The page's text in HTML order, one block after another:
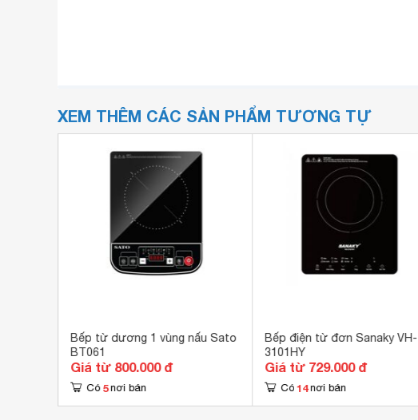
XEM THÊM CÁC SẢN PHẨM TƯƠNG TỰ
Bếp từ dương 1 vùng nấu Sato
BT061
Giá từ 800.000 đ
Có 5 nơi bán
Bếp điện từ đơn Sanaky VH-
3101HY
Giá từ 729.000 đ
Có 14 nơi bán